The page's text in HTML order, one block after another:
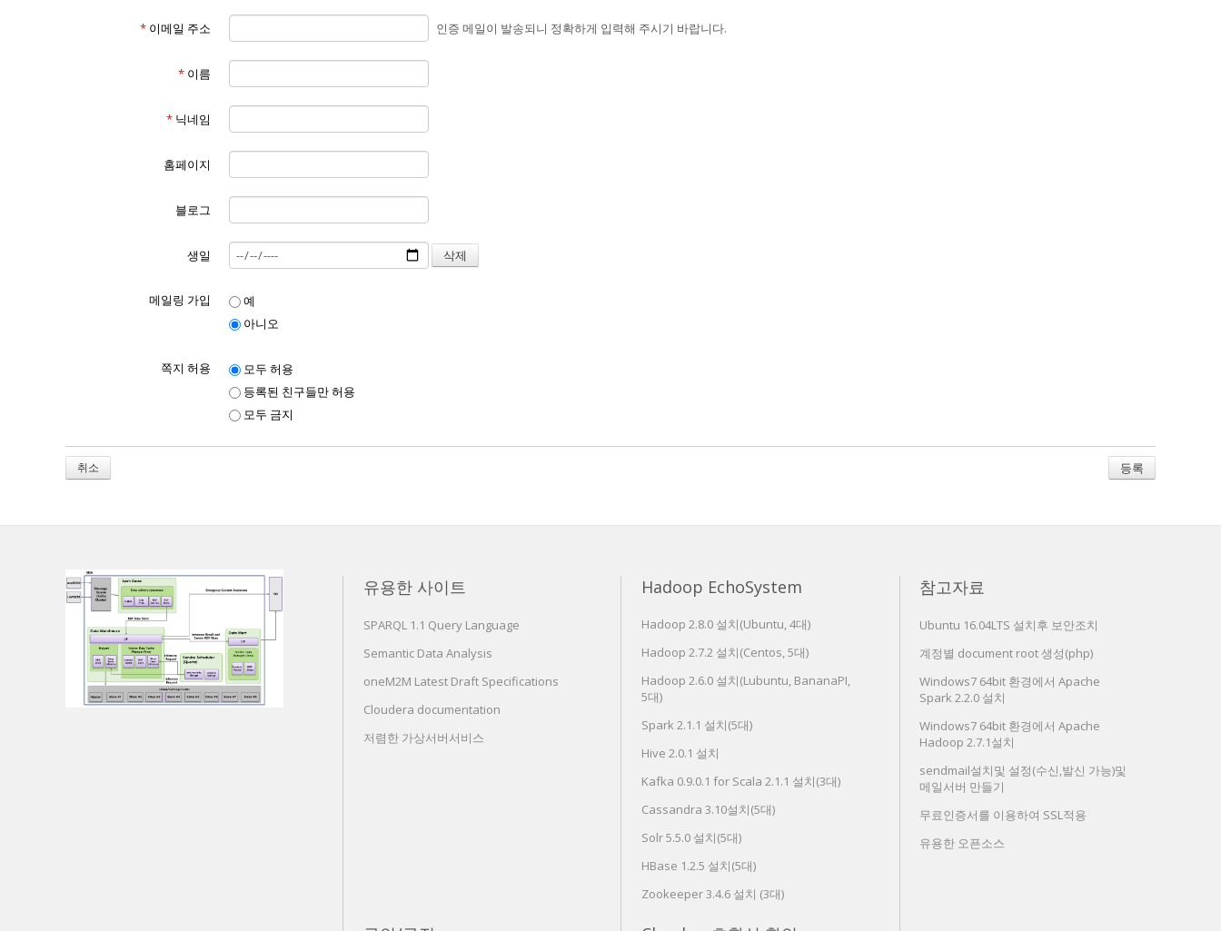
* 이메일 주소 인증 메일이 발송되니 정확하게 입력해 주시기 바랍니다.
* 이름
* 닉네임
홈페이지
블로그
생일
메일링 가입
예
아니오
쪽지 허용
모두 허용
등록된 친구들만 허용
모두 금지
취소
유용한 사이트
SPARQL 1.1 Query Language
Semantic Data Analysis
oneM2M Latest Draft Specifications
Cloudera documentation
저렴한 가상서버서비스
Hadoop EchoSystem
Hadoop 2.8.0 설치(Ubuntu, 4대)
Hadoop 2.7.2 설치(Centos, 5대)
Hadoop 2.6.0 설치(Lubuntu, BananaPI,
5대)
Spark 2.1.1 설치(5대)
Hive 2.0.1 설치
Kafka 0.9.0.1 for Scala 2.1.1 설치(3대)
Cassandra 3.10설치(5대)
Solr 5.5.0 설치(5대)
HBase 1.2.5 설치(5대)
Zookeeper 3.4.6 설치 (3대)
참고자료
Ubuntu 16.04LTS 설치후 보안조치
계정별 document root 생성(php)
Windows7 64bit 환경에서 Apache
Spark 2.2.0 설치
Windows7 64bit 환경에서 Apache
Hadoop 2.7.1설치
sendmail설치및 설정(수신,발신 가능)및
메일서버 만들기
무료인증서를 이용하여 SSL적용
유용한 오픈소스